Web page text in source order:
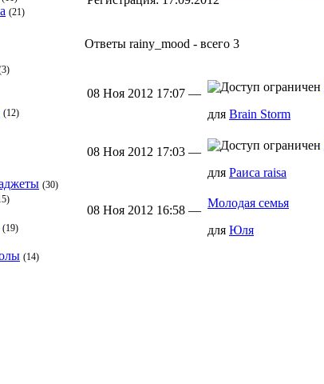
(21)
(12)
(30)
(19)
(14)
Ответы rainy_mood - всего 3
08 Ноя 2012 17:07 —
для Brain Storm
08 Ноя 2012 17:03 —
для Раиса raisa
08 Ноя 2012 16:58 —
Молодая семья
для Юля